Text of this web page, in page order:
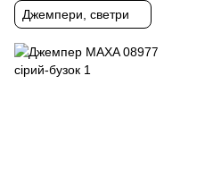
Джемпери, светри